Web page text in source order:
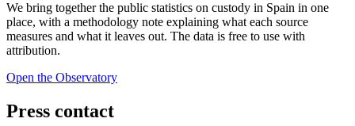
We bring together the public statistics on custody in Spain in one
place, with a methodology note explaining what each source
measures and what it leaves out. The data is free to use with
attribution.
Open the Observatory
Press contact